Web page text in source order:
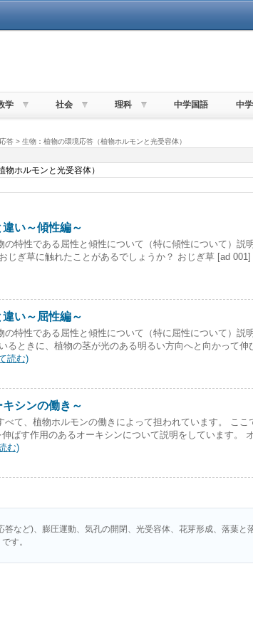
学 社会 理科 中学国語 中
答 > 生物：植物の環境応答（植物ホルモンと光受容体）
ホルモンと光受容体）
い～傾性編～
の特性である屈性と傾性について（特に傾性について）説
じぎ草に触れたことがあるでしょうか？ おじぎ草 [ad
い～屈性編～
の特性である屈性と傾性について（特に屈性について）説
るときに、植物の茎が光のある明るい方向へと向かって伸
読む)
シンの働き～
べて、植物ホルモンの働きによって担われています。 ここ
ばす作用のあるオーキシンについて説明をしています。
む)
など)、膨圧運動、気孔の開閉、光受容体、花芽形成、落葉と
す。